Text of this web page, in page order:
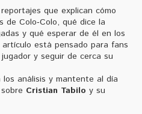
que explican cómo
de Colo‑Colo, qué dice la
y qué esperar de él en los
está pensado para fans
y seguir de cerca su
análisis y mantente al día
Cristian Tabilo y su